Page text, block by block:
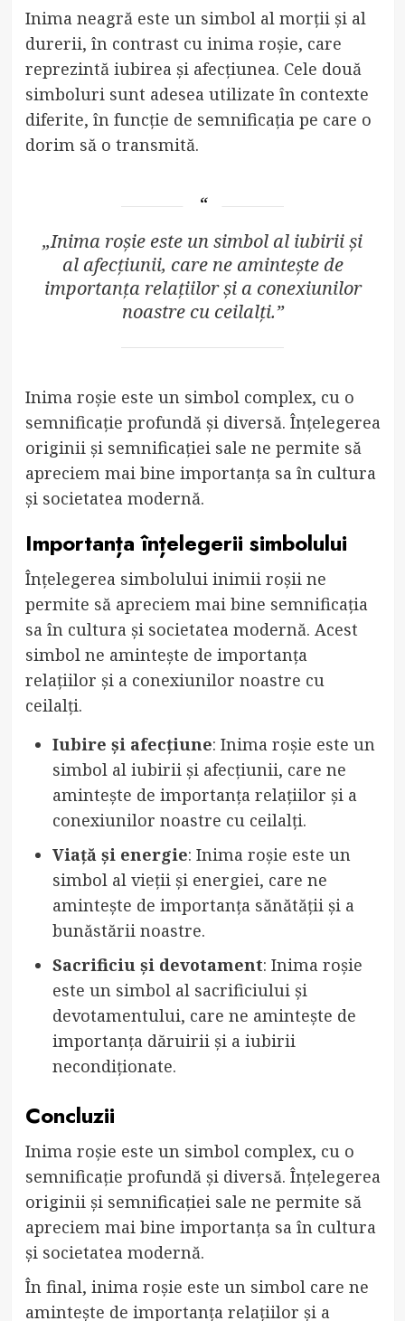
Inima neagră este un simbol al morții și al
durerii, în contrast cu inima roșie, care
reprezintă iubirea și afecțiunea. Cele două
simboluri sunt adesea utilizate în contexte
diferite, în funcție de semnificația pe care o
dorim să o transmită.
„Inima roșie este un simbol al iubirii și
al afecțiunii, care ne amintește de
importanța relațiilor și a conexiunilor
noastre cu ceilalți.”
Inima roșie este un simbol complex, cu o
semnificație profundă și diversă. Înțelegerea
originii și semnificației sale ne permite să
apreciem mai bine importanța sa în cultura
și societatea modernă.
Importanța înțelegerii simbolului
Înțelegerea simbolului inimii roșii ne
permite să apreciem mai bine semnificația
sa în cultura și societatea modernă. Acest
simbol ne amintește de importanța
relațiilor și a conexiunilor noastre cu
ceilalți.
Iubire și afecțiune: Inima roșie este un
simbol al iubirii și afecțiunii, care ne
amintește de importanța relațiilor și a
conexiunilor noastre cu ceilalți.
Viață și energie: Inima roșie este un
simbol al vieții și energiei, care ne
amintește de importanța sănătății și a
bunăstării noastre.
Sacrificiu și devotament: Inima roșie
este un simbol al sacrificiului și
devotamentului, care ne amintește de
importanța dăruirii și a iubirii
necondiționate.
Concluzii
Inima roșie este un simbol complex, cu o
semnificație profundă și diversă. Înțelegerea
originii și semnificației sale ne permite să
apreciem mai bine importanța sa în cultura
și societatea modernă.
În final, inima roșie este un simbol care ne
amintește de importanța relațiilor și a